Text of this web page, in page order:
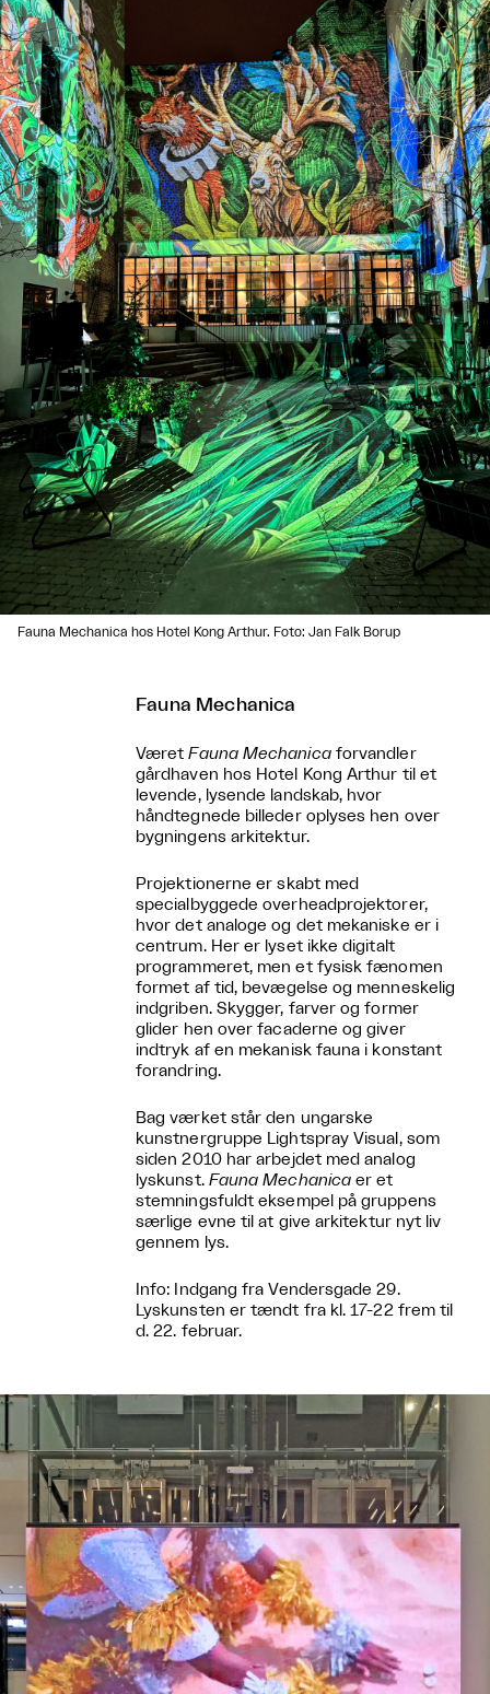
Fauna Mechanica hos Hotel Kong Arthur. Foto: Jan Falk Borup
Fauna Mechanica
VæretFauna Mechanica forvandler
gårdhaven hos Hotel Kong Arthur til et
levende, lysende landskab, hvor
håndtegnede billeder oplyses hen over
bygningens arkitektur.
Projektionerne er skabt med
specialbyggede overheadprojektorer,
hvor det analoge og det mekaniske er i
centrum. Her er lyset ikke digitalt
programmeret, men et fysisk fænomen
formet af tid, bevægelse og menneskelig
indgriben. Skygger, farver og former
glider hen over facaderne og giver
indtryk af en mekanisk fauna i konstant
forandring.
Bag værket står den ungarske
kunstnergruppe Lightspray Visual, som
siden 2010 har arbejdet med analog
lyskunst. Fauna Mechanica er et
stemningsfuldt eksempel på gruppens
særlige evne til at give arkitektur nyt liv
gennem lys.
Info: Indgang fra Vendersgade 29.
Lyskunsten er tændt fra kl. 17-22 frem til
d. 22. februar.